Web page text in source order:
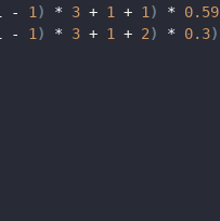
- 1 ) * 3 + 1 + 1 ) * 0.59
- 1 ) * 3 + 1 + 2) * 0.3)